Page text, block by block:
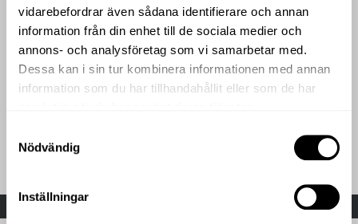
vidarebefordrar även sådana identifierare och annan
information från din enhet till de sociala medier och
annons- och analysföretag som vi samarbetar med.
Dessa kan i sin tur kombinera informationen med annan
information som du har tillhandahållit eller som de har
Nödvändig
Inställningar
TRÄDGÅRDSBAREN